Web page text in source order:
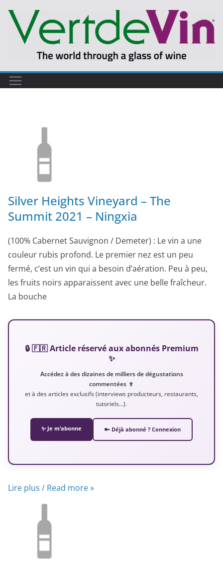
Silver Heights Vineyard – The
Summit 2021 – Ningxia
(100% Cabernet Sauvignon / Demeter) : Le vin a une
couleur rubis profond. Le premier nez est un peu
fermé, c’est un vin qui a besoin d’aération. Peu à peu,
les fruits noirs apparaissent avec une belle fraîcheur.
La bouche
🔒 🇫🇷 Article réservé aux abonnés Premium
✨
Accédez à des dizaines de milliers de dégustations
commentées 🍷
et à des articles exclusifs (interviews producteurs, restaurants,
tutoriels…).
✨ Je m’abonne 🔑 Déjà abonné ? Connexion
Lire plus / Read more »